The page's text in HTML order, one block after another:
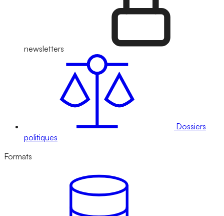
newsletters
Dossiers
politiques
Formats